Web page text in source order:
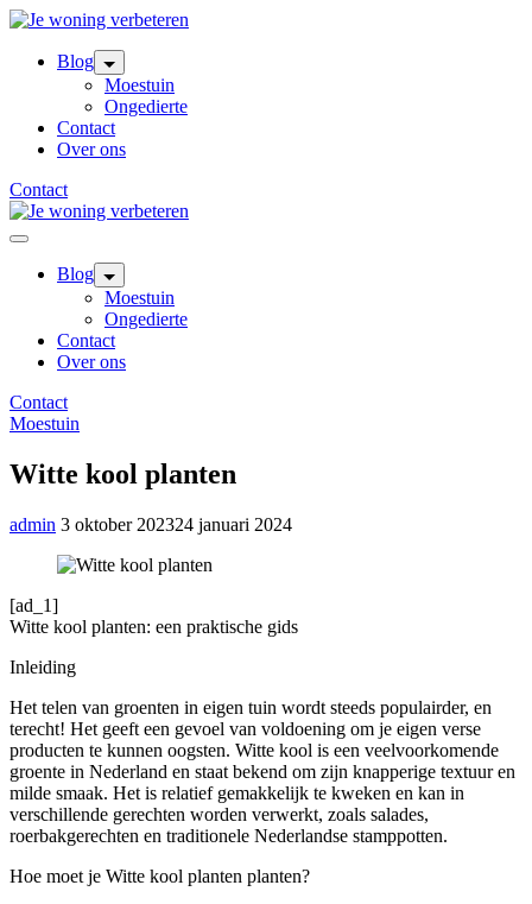
Skip
contentBlog
Moestuin
Ongedierte
Contact
Over ons
Contact
Blog
Moestuin
Ongedierte
Contact
Over ons
Contact
Moestuin
Witte kool planten
admin 3 oktober 202324 januari 2024
[ad_1]
Witte kool planten: een praktische gids
Inleiding
Het telen van groenten in eigen tuin wordt steeds populairder, en
terecht! Het geeft een gevoel van voldoening om je eigen verse
producten te kunnen oogsten. Witte kool is een veelvoorkomende
groente in Nederland en staat bekend om zijn knapperige textuur en
milde smaak. Het is relatief gemakkelijk te kweken en kan in
verschillende gerechten worden verwerkt, zoals salades,
roerbakgerechten en traditionele Nederlandse stamppotten.
Hoe moet je Witte kool planten planten?